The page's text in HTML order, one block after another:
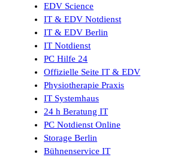
EDV Science
IT & EDV Notdienst
IT & EDV Berlin
IT Notdienst
PC Hilfe 24
Offizielle Seite IT & EDV
Physiotherapie Praxis
IT Systemhaus
24 h Beratung IT
PC Notdienst Online
Storage Berlin
Bühnenservice IT